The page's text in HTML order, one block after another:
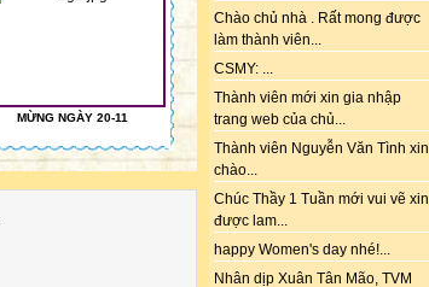
Chào chủ nhà . Rất mong được
làm thành viên...
CSMY: ...
Thành viên mới xin gia nhập
trang web của chủ...
Thành viên Nguyễn Văn Tình xin
chào...
Chúc Thầy 1 Tuần mới vui vẽ xin
được lam...
happy Women's day nhé!...
Nhân dịp Xuân Tân Mão, TVM
MỪNG NGÀY 20-11